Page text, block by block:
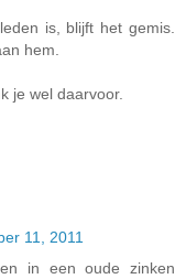
is, blijft het gemis.
hem.
je wel daarvoor.
11, 2011
in een oude zinken